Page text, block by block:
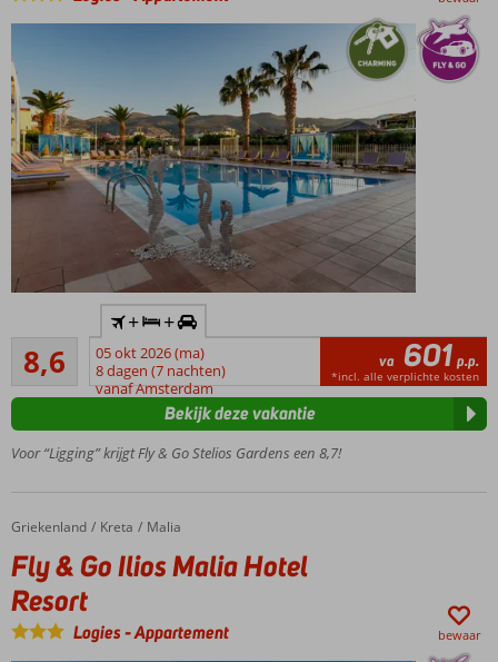
Vlak
bij het
strand
Malia
groene
zwembad
Een à-la-
carterestaurant
Ontbijt of
Halfpension
8,6
Aanrader
79
beoordelingen
+ +
05 okt 2026 (ma)
8 dagen (7 nachten)
vanaf Amsterdam
va 601 p.p.
*incl. alle verplichte kosten
Voor “Ligging” krijgt Fly & Go Stelios Gardens een 8,7!
Bekijk deze vakantie
Home
Griekenland Kreta Malia
Fly & Go Ilios Malia Hotel Resort
Fly & Go Ilios Malia Hotel
Resort
Logies-Appartement bewaar